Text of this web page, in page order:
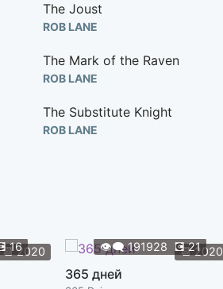
The Joust
ROB LANE
The Mark of the Raven
ROB LANE
The Substitute Knight
ROB LANE
Hiding Excalibur
ROHAN STEVENSON
📆2020
16 📆2020
👁️‍🗨️191928 💽21
365 дней